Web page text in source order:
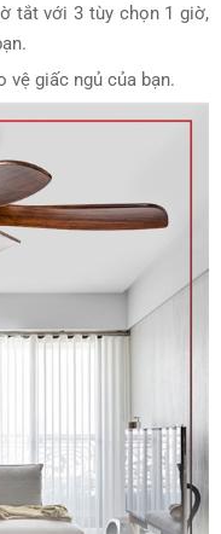
tắt với 3 tùy chọn 1 giờ,
vệ giấc ngủ của bạn.